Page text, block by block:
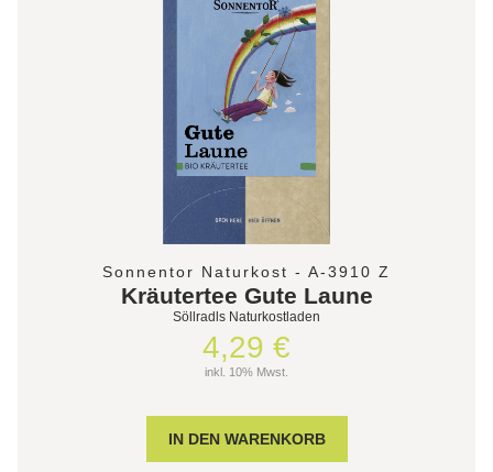
Sonnentor Naturkost - A-3910 Z
Kräutertee Gute Laune
Söllradls Naturkostladen
4,29 €
inkl. 10% Mwst.